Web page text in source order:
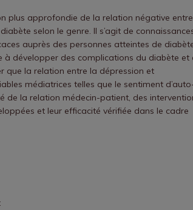
plus approfondie de la relation négative
selon le genre. Il s’agit de
auprès des personnes atteintes de
à développer des complications du diabète et
que la relation entre la dépression et
médiatrices telles que le sentiment
de la relation médecin-patient, des
et leur efficacité vérifiée dans le cadre